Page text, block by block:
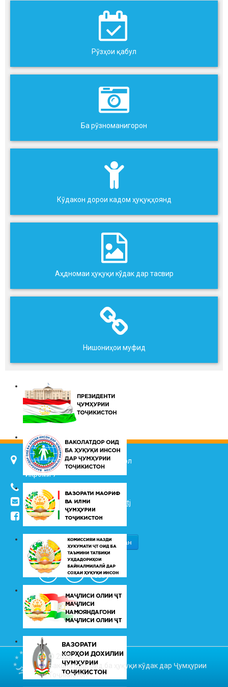
Рӯзҳои қабул
Ба рӯзноманигорон
Кӯдакон дорои кадом ҳуқуқҳоянд
Аҳдномаи ҳуқуқи кўдак дар тасвир
Нишониҳои муфид
734025, ш. Душанбе, кӯч. Ҷалол
Икромӣ 7
(+992 37) 2217352
info@vhk.tj
info@ombudsman.tj
/kudakon
© 2026
Ваколатдор оид ба ҳуқуқи кӯдак дар Ҷумҳурии
Тоҷикистон